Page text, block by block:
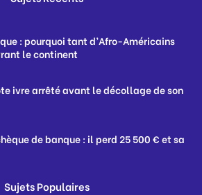
: pourquoi tant d’Afro-Américains
le continent
ivre arrêté avant le décollage de son
de banque : il perd 25 500 € et sa
Sujets Populaires